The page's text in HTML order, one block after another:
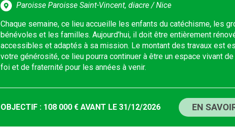
Paroisse Paroisse Saint-Vincent, diacre / Nice
Chaque semaine, ce lieu accueille les enfants du catéchisme, les
bénévoles et les familles. Aujourd’hui, il doit être entièrement
accessibles et adaptés à sa mission. Le montant des travaux est
votre générosité, ce lieu pourra continuer à être un espace vivant
foi et de fraternité pour les années à venir.
OBJECTIF : 108 000 € AVANT LE 31/12/2026 EN